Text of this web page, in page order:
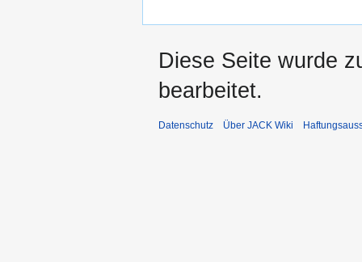
Diese Seite wurde
bearbeitet.
Datenschutz Über JACK Wiki